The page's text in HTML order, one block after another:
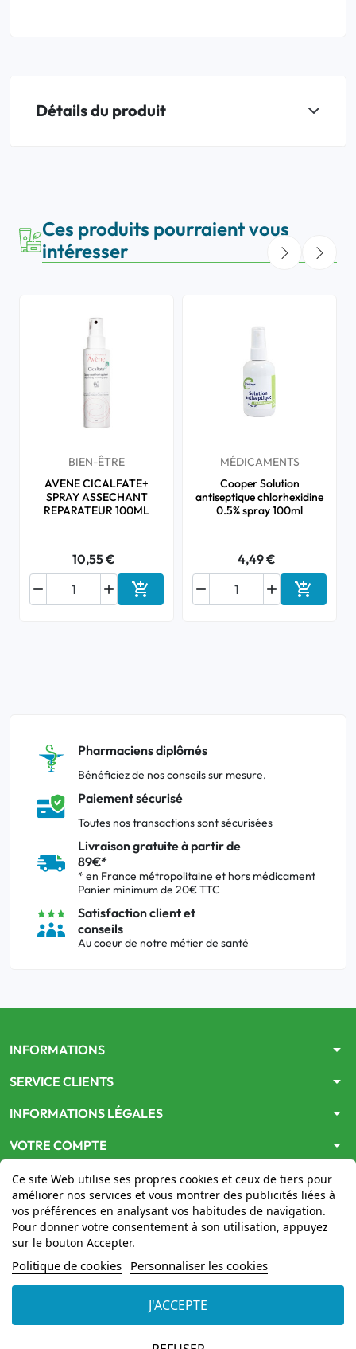
Détails du produit
Ces produits pourraient vous
intéresser
BIEN-ÊTRE
AVENE CICALFATE+
SPRAY ASSECHANT
REPARATEUR 100ML
10,55 €

 Ajouter au panier
MÉDICAMENTS
Cooper Solution
antiseptique chlorhexidine
0.5% spray 100ml
4,49 €

 Ajouter
Pharmaciens diplômés
Bénéficiez de nos conseils sur mesure.
Paiement sécurisé
Toutes nos transactions sont sécurisées
Livraison gratuite à partir de
89€*
* en France métropolitaine et hors médicament
Panier minimum de 20€ TTC
Satisfaction client et
conseils
Au coeur de notre métier de santé
INFORMATIONS arrow_drop_down
SERVICE CLIENTS arrow_drop_down
INFORMATIONS LÉGALES arrow_drop_down
VOTRE COMPTE arrow_drop_down
Ce site Web utilise ses propres cookies et ceux de tiers pour
améliorer nos services et vous montrer des publicités liées à
vos préférences en analysant vos habitudes de navigation.
Pour donner votre consentement à son utilisation, appuyez
sur le bouton Accepter.
Politique de cookies Personnaliser les cookies
J'ACCEPTE
www.mon-pharmacien-conseil.com
par le Ministère de la Santépour la vente en ligne de
médicaments. Vérifiez-le en cliquantici
© 2026 - Mon Pharmacien conseil